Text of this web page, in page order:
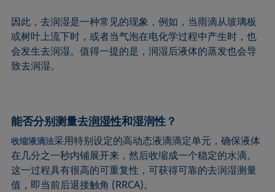
因此，去润湿是一种常见的现象，例如，当雨滴从玻璃板
或树叶上流下时，或者当气泡在电化学过程中产生时，也
会发生去润湿。值得一提的是，润湿后液体的蒸发也会导
致去润湿。
能否分别测量去润湿性和湿润性？
收缩液滴法采用特别设定的高动态液滴滴定单元，确保液体
在几分之一秒内铺展开来，然后收缩成一个稳定的水滴。
这一过程具有很高的可重复性，可获得可靠的去润湿测量
值，即当前后退接触角 (RRCA)。